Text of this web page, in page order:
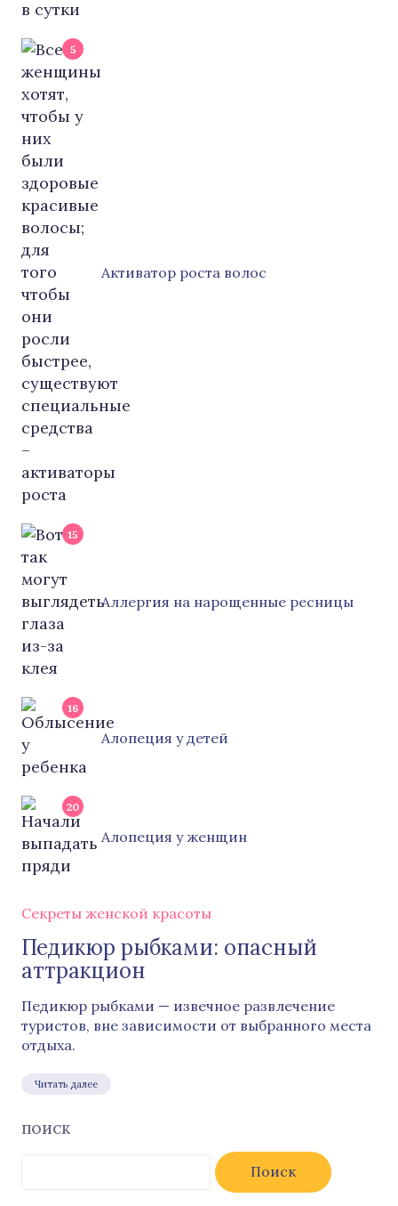
5
Активатор роста волос
15
Аллергия на нарощенные ресницы
16
Алопеция у детей
20
Алопеция у женщин
Секреты женской красоты
Педикюр рыбками: опасный
аттракцион
Педикюр рыбками — извечное развлечение
туристов, вне зависимости от выбранного места
отдыха.
Читать далее
ПОИСК